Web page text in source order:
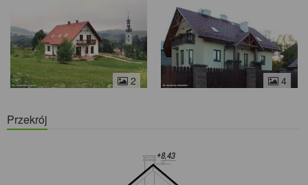
2 4
Przekrój